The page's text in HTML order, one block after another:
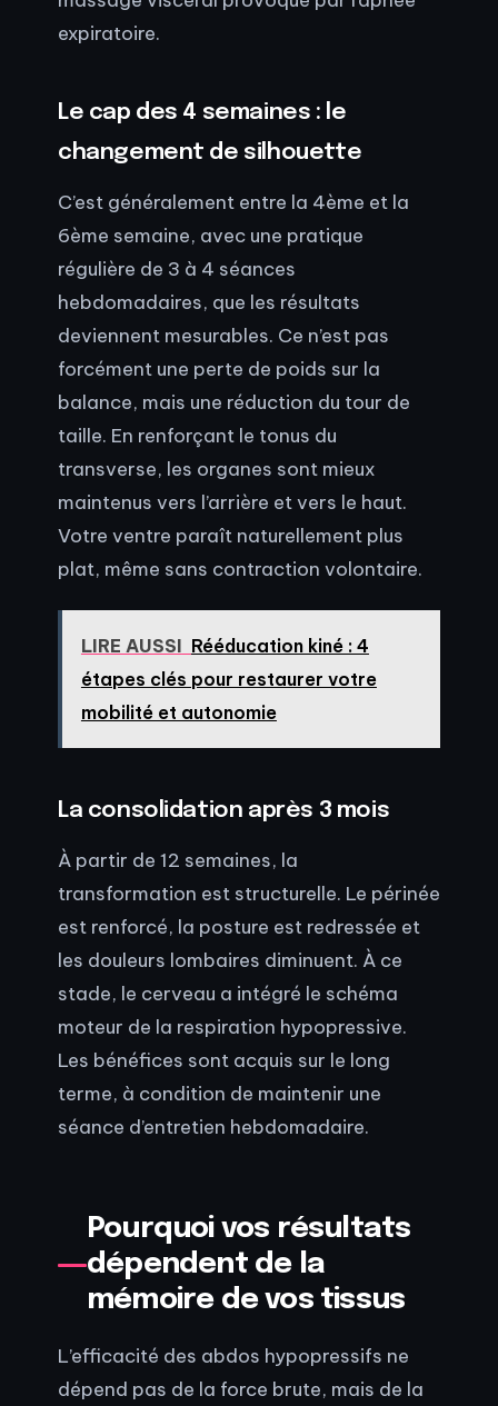
expiratoire.
Le cap des 4 semaines : le
changement de silhouette
C’est généralement entre la 4ème et la
6ème semaine, avec une pratique
régulière de 3 à 4 séances
hebdomadaires, que les résultats
deviennent mesurables. Ce n’est pas
forcément une perte de poids sur la
balance, mais une réduction du tour de
taille. En renforçant le tonus du
transverse, les organes sont mieux
maintenus vers l’arrière et vers le haut.
Votre ventre paraît naturellement plus
plat, même sans contraction volontaire.
LIRE AUSSI Rééducation kiné : 4
étapes clés pour restaurer votre
mobilité et autonomie
La consolidation après 3 mois
À partir de 12 semaines, la
transformation est structurelle. Le périnée
est renforcé, la posture est redressée et
les douleurs lombaires diminuent. À ce
stade, le cerveau a intégré le schéma
moteur de la respiration hypopressive.
Les bénéfices sont acquis sur le long
terme, à condition de maintenir une
séance d’entretien hebdomadaire.
Pourquoi vos résultats
dépendent de la
mémoire de vos tissus
L’efficacité des abdos hypopressifs ne
dépend pas de la force brute, mais de la